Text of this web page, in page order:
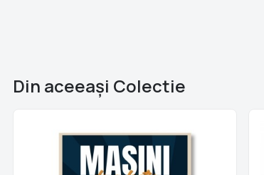
Din aceeaşi Colectie